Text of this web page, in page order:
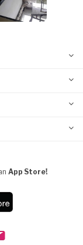
App Store!